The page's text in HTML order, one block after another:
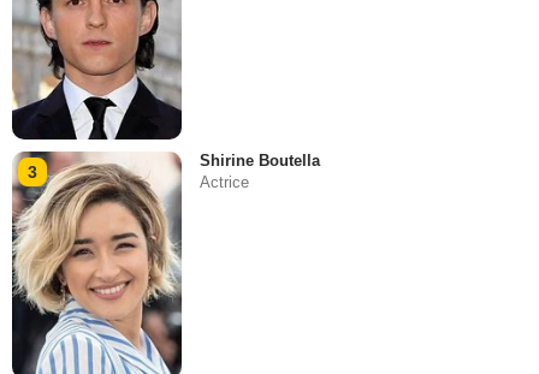
3
Shirine Boutella
Actrice